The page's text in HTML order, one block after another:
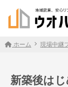
ホーム 現場中継
新築後は